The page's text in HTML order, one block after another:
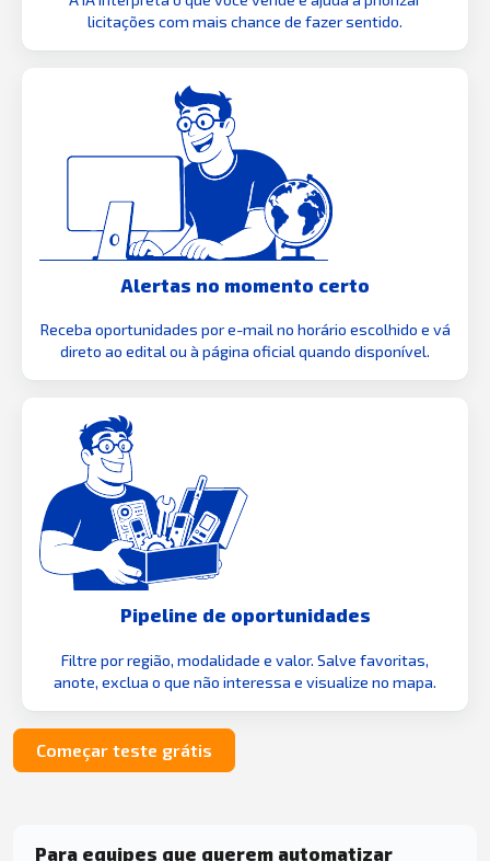
licitações com mais chance de fazer sentido.
Alertas no momento certo
Receba oportunidades por e-mail no horário escolhido e vá
direto ao edital ou à página oficial quando disponível.
Pipeline de oportunidades
Filtre por região, modalidade e valor. Salve favoritas,
anote, exclua o que não interessa e visualize no mapa.
Começar teste grátis
Para equipes que querem automatizar